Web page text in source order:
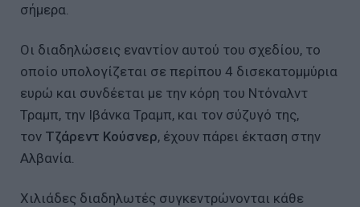
σήμερα.
Οι διαδηλώσεις εναντίον αυτού του σχεδίου, το
οποίο υπολογίζεται σε περίπου 4 δισεκατομμύρια
ευρώ και συνδέεται με την κόρη του Ντόναλντ
Τραμπ, την Ιβάνκα Τραμπ, και τον σύζυγό της,
τον Τζάρεντ Κούσνερ, έχουν πάρει έκταση στην
Αλβανία.
Χιλιάδες διαδηλωτές συγκεντρώνονται κάθε